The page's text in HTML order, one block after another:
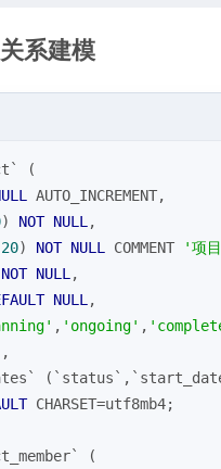
系建模
(
AUTO_INCREMENT,
) NOT NULL ,
20) NOT NULL COMMENT
'项
NOT NULL ,
NULL ,
, 'ongoing' ,
CHARSET=utf8mb4;
(